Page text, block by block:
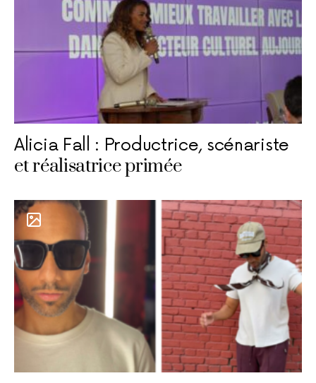
Alicia Fall : Productrice, scénariste
et réalisatrice primée